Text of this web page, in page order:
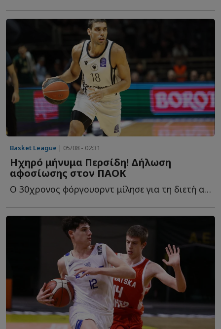
Basket League | 05/08 - 02:31
Ηχηρό μήνυμα Περσίδη! Δήλωση
αφοσίωσης στον ΠΑΟΚ
Ο 30χρονος φόργουορντ μίλησε για τη διετή ανανέωση, τ...